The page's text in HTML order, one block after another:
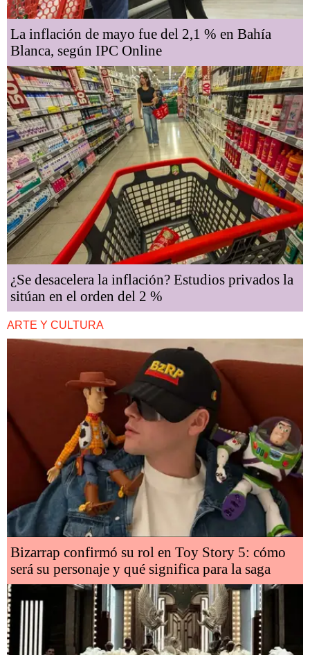
La inflación de mayo fue del 2,1 % en Bahía
Blanca, según IPC Online
¿Se desacelera la inflación? Estudios privados la
sitúan en el orden del 2 %
ARTE Y CULTURA
Bizarrap confirmó su rol en Toy Story 5: cómo
será su personaje y qué significa para la saga